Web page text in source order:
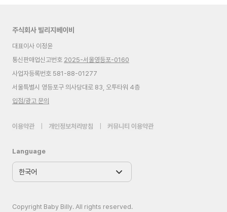
주식회사 빌리지베이비
대표이사 이정윤
통신판매업신고번호 2025-서울영등포-0160
사업자등록번호 581-88-01277
서울특별시 영등포구 의사당대로 83, 오투타워 4층
입점/광고 문의
이용약관 개인정보처리방침 커뮤니티 이용약관
Language
Copyright Baby Billy. All rights reserved.